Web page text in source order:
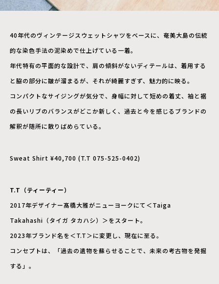
40年代のヴィンテージスウェットシャツをベースに、奄美大島の伝統
的な染色手法の泥染めで仕上げている一着。
年代特有の平面的な設計で、肩の傾斜がないディテールは、着用する
と脇の部分に皺が溜まるが、それが綺麗すぎず、魅力的に映る。
コンパクトなサイジングが気分で、身幅に対して短めの着丈、袖と裾
の長いリブのバランスがどこか新しく、過去と今を感じるブランドの
解釈が随所に散りばめらている。
Sweat Shirt ¥40,700 (T.T 075-525-0402)
T.T（ティーティー）
2017年デザイナー髙橋大雅がニューヨークにて＜Taiga
Takahashi（タイガ タカハシ）＞をスタート。
2023年ブランド名を＜T.T＞に変更し、現在に至る。
コンセプトは、「過去の遺物を蘇らせることで、未来の考古物を発掘
する」。